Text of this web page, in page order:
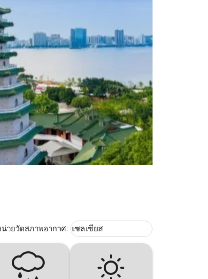
วยวัดสภาพอากาศ: Weather unit option เซลเซียส
เซลเซียส
keyboard_arrow_down